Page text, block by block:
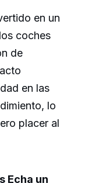
en un
coches
de
en las
lo
placer al
Echa un